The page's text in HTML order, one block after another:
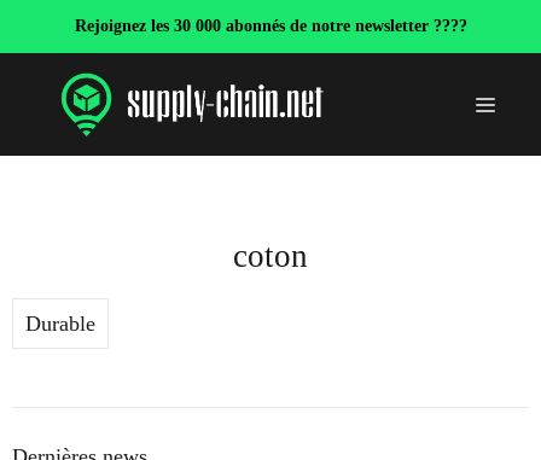
Rejoignez les 30 000 abonnés de notre newsletter ????
Menu
coton
Durable